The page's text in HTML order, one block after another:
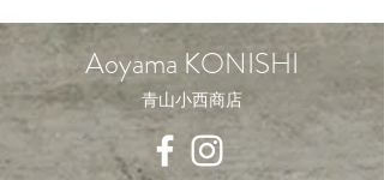
Aoyama KONISHI
青山小西商店